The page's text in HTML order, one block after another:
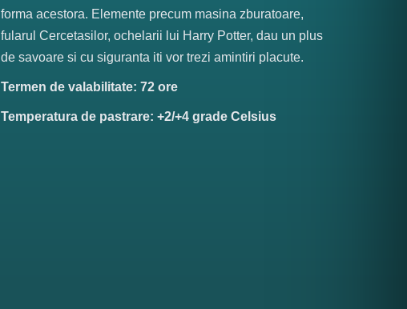
forma acestora. Elemente precum masina zburatoare,
fularul Cercetasilor, ochelarii lui Harry Potter, dau un plus
de savoare si cu siguranta iti vor trezi amintiri placute.
Termen de valabilitate: 72 ore
Temperatura de pastrare: +2/+4 grade Celsius